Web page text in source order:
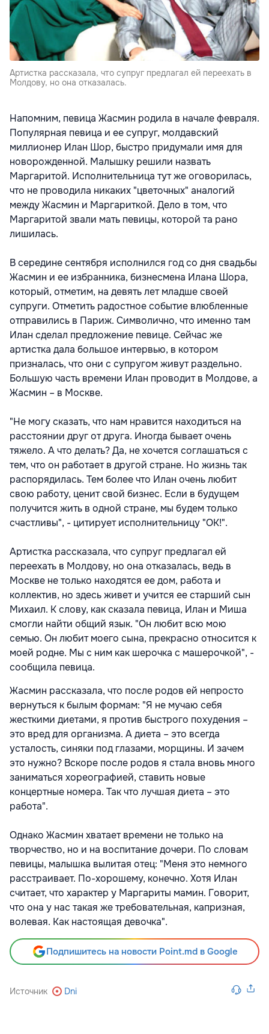
Артистка рассказала, что супруг предлагал ей переехать в
Молдову, но она отказалась.
Напомним, певица Жасмин родила в начале февраля.
Популярная певица и ее супруг, молдавский
миллионер Илан Шор, быстро придумали имя для
новорожденной. Малышку решили назвать
Маргаритой. Исполнительница тут же оговорилась,
что не проводила никаких "цветочных" аналогий
между Жасмин и Маргариткой. Дело в том, что
Маргаритой звали мать певицы, которой та рано
лишилась.
В середине сентября исполнился год со дня свадьбы
Жасмин и ее избранника, бизнесмена Илана Шора,
который, отметим, на девять лет младше своей
супруги. Отметить радостное событие влюбленные
отправились в Париж. Символично, что именно там
Илан сделал предложение певице. Сейчас же
артистка дала большое интервью, в котором
призналась, что они с супругом живут раздельно.
Большую часть времени Илан проводит в Молдове, а
Жасмин – в Москве.
"Не могу сказать, что нам нравится находиться на
расстоянии друг от друга. Иногда бывает очень
тяжело. А что делать? Да, не хочется соглашаться с
тем, что он работает в другой стране. Но жизнь так
распорядилась. Тем более что Илан очень любит
свою работу, ценит свой бизнес. Если в будущем
получится жить в одной стране, мы будем только
счастливы", - цитирует исполнительницу "ОК!".
Артистка рассказала, что супруг предлагал ей
переехать в Молдову, но она отказалась, ведь в
Москве не только находятся ее дом, работа и
коллектив, но здесь живет и учится ее старший сын
Михаил. К слову, как сказала певица, Илан и Миша
смогли найти общий язык. "Он любит всю мою
семью. Он любит моего сына, прекрасно относится к
моей родне. Мы с ним как шерочка с машерочкой", -
сообщила певица.
Жасмин рассказала, что после родов ей непросто
вернуться к былым формам: "Я не мучаю себя
жесткими диетами, я против быстрого похудения –
это вред для организма. А диета – это всегда
усталость, синяки под глазами, морщины. И зачем
это нужно? Вскоре после родов я стала вновь много
заниматься хореографией, ставить новые
концертные номера. Так что лучшая диета – это
работа".
Однако Жасмин хватает времени не только на
творчество, но и на воспитание дочери. По словам
певицы, малышка вылитая отец: "Меня это немного
расстраивает. По-хорошему, конечно. Хотя Илан
считает, что характер у Маргариты мамин. Говорит,
что она у нас такая же требовательная, капризная,
волевая. Как настоящая девочка".
Подпишитесь на новости Point.md в Google
Источник Dni